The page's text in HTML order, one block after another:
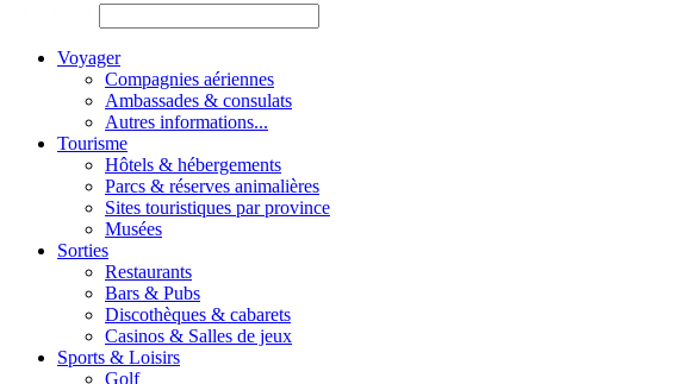
Voyager
Compagnies aériennes
Ambassades & consulats
Autres informations...
Tourisme
Hôtels & hébergements
Parcs & réserves animalières
Sites touristiques par province
Musées
Sorties
Restaurants
Bars & Pubs
Discothèques & cabarets
Casinos & Salles de jeux
Sports & Loisirs
Golf